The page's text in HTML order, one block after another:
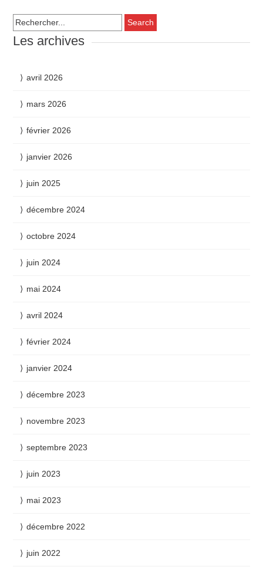
Search for:
Les archives
avril 2026
mars 2026
février 2026
janvier 2026
juin 2025
décembre 2024
octobre 2024
juin 2024
mai 2024
avril 2024
février 2024
janvier 2024
décembre 2023
novembre 2023
septembre 2023
juin 2023
mai 2023
décembre 2022
juin 2022